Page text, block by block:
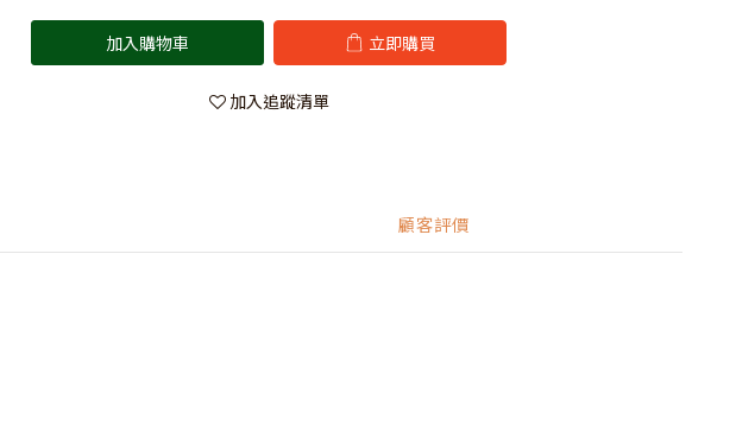
加入購物車 立即購買
加入追蹤清單
顧客評價